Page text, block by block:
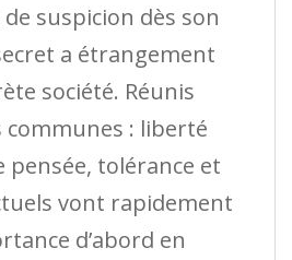
suspicion dès son
a étrangement
société. Réunis
: liberté
pensée, tolérance et
vont rapidement
d’abord en